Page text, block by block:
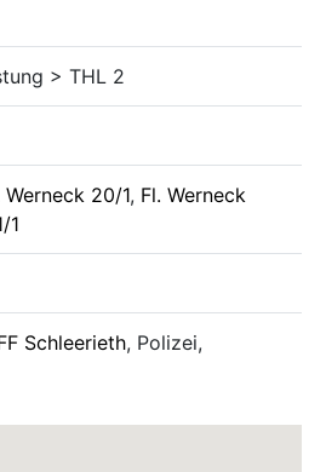
> THL 2
Werneck 20/1, Fl. Werneck
1
Schleerieth, Polizei,